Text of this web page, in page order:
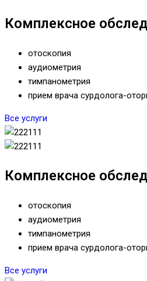
Комплексное
отоскопия
аудиометрия
тимпанометрия
прием врача сурдолога-
Все услуги
Комплексное
отоскопия
аудиометрия
тимпанометрия
прием врача сурдолога-
Все услуги